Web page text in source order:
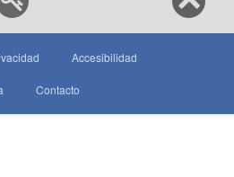
Accesibilidad
Contacto